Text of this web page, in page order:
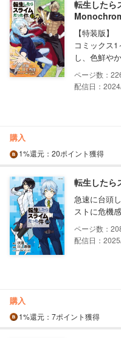
転生したら
【特装版】
コミックス
し、色鮮や
配信日：
購入
1%還元 ：20ポイント獲得
転生したら
急速に台頭
ストに危機
配信日：
購入
1%還元 ：7ポイント獲得